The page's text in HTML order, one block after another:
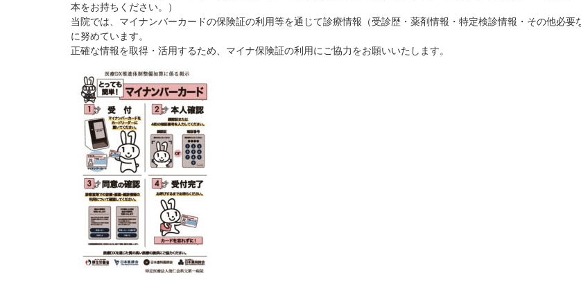
本をお持ちください。）
当院では、マイナンバーカードの保険証の利用等を通じて診療情報（受診歴・薬剤情報・特定検診情報・その他必
に努めています。
正確な情報を取得・活用するため、マイナ保険証の利用にご協力をお願いいたします。